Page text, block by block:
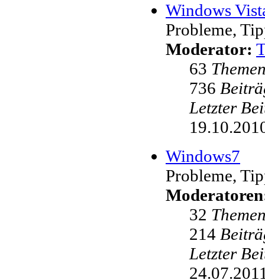
Windows
Probleme,
Moderator:
63
736
Letzter
Windows7
Probleme,
32
214
Letzter